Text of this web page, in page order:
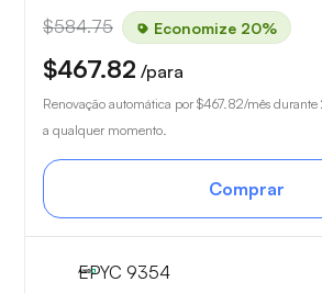
$584.75 Economize 20%
$467.82 /para
Renovação automática por $467.82/mês durante
a qualquer momento.
Comprar
EPYC 9354